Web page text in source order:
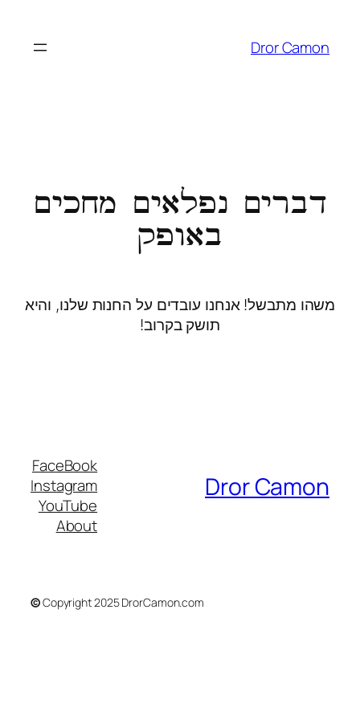
Dror Camon
דברים נפלאים מחכים
באופק
משהו מתבשל! אנחנו עובדים על החנות שלנו, והיא
תושק בקרוב!
Dror Camon
FaceBook
Instagram
YouTube
About
Copyright 2025 DrorCamon.com
©